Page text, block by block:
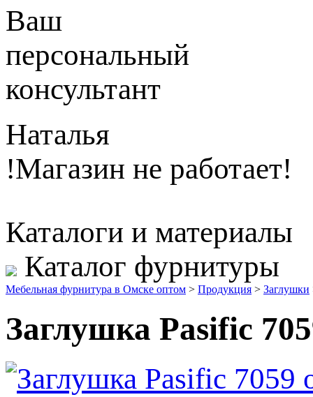
Ваш
персональный
консультант
Наталья
!Магазин не работает!
Каталоги и материалы
Каталог фурнитуры
Мебельная фурнитура в Омске оптом > Продукция > Заглушки
Заглушка Pasific